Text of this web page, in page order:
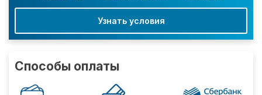
Узнать условия
Способы оплаты